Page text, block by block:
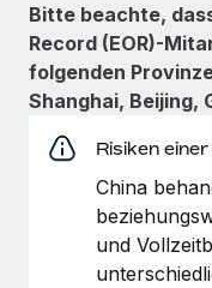
Bitte beachte,
Record (EOR)-
folgenden
Shanghai, Beijing,
Risiken
China
und